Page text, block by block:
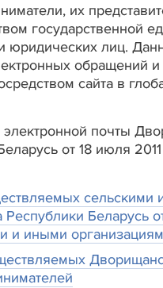
их
государственной
лиц.
обращений
сайта в
почты
от 18 июля
Республики
и иными